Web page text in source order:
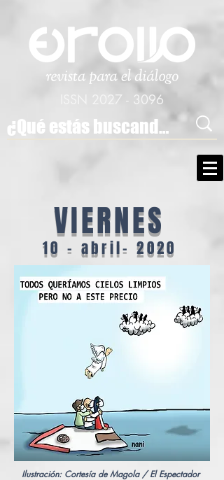
2027 - 3096
VIERNES
10 - abril- 2020
Ilustración: Cortesía de Magola / El Espectador